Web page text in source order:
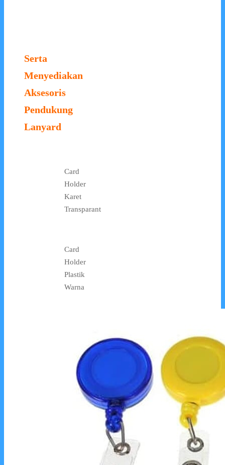
Serta
Menyediakan
Aksesoris
Pendukung
Lanyard
Card
Holder
Karet
Transparant
Card
Holder
Plastik
Warna